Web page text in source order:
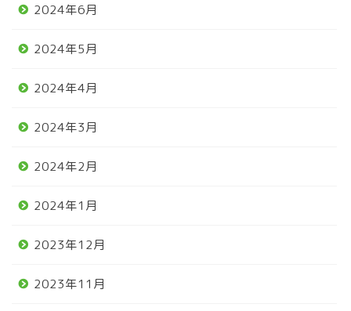
2024年6月
2024年5月
2024年4月
2024年3月
2024年2月
2024年1月
2023年12月
2023年11月